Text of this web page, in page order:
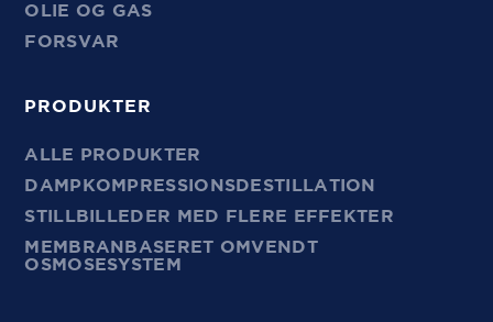
OLIE OG GAS
FORSVAR
PRODUKTER
ALLE PRODUKTER
DAMPKOMPRESSIONSDESTILLATION
STILLBILLEDER MED FLERE EFFEKTER
MEMBRANBASERET OMVENDT
OSMOSESYSTEM